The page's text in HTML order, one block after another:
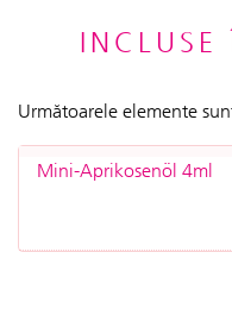
INCLUSE
Următoarele elemente
Mini-Aprikosenöl 4ml